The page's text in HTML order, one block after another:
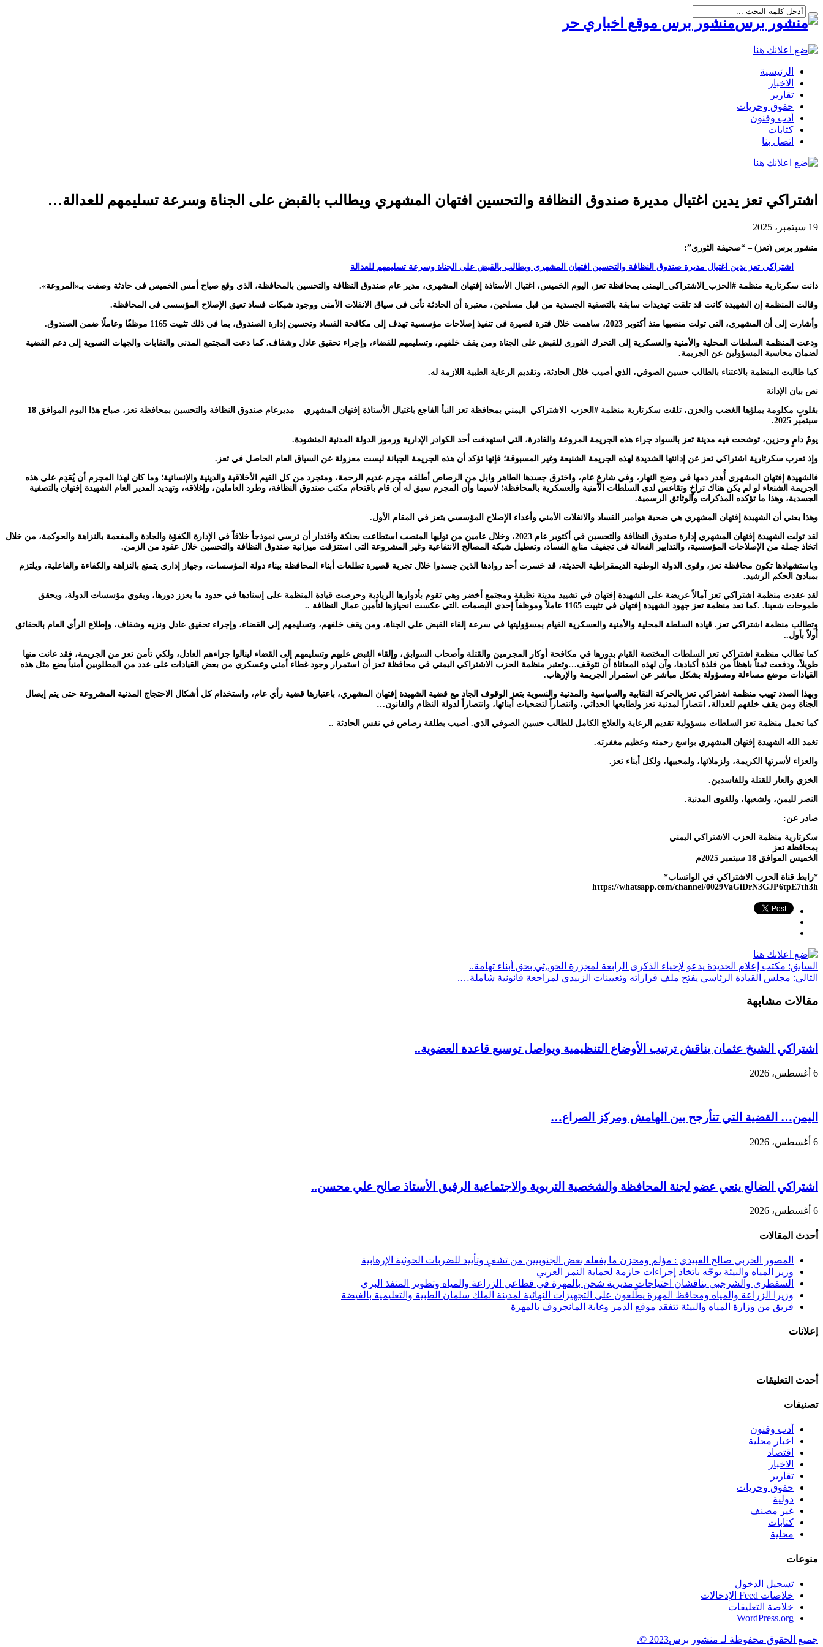
منشور برس موقع اخباري حر
الرئيسية
الاخبار
تقارير
حقوق وحريات
أدب وفنون
كتابات
اتصل بنا
اشتراكي تعز يدين اغتيال مديرة صندوق النظافة والتحسين افتهان المشهري ويطالب بالقبض على الجناة وسرعة تسليمهم للعدالة…
19 سبتمبر، 2025
منشور برس (تعز) – “صحيفة الثوري”:
اشتراكي تعز يدين اغتيال مديرة صندوق النظافة والتحسين افتهان المشهري ويطالب بالقبض على الجناة وسرعة تسليمهم للعدالة
دانت سكرتارية منظمة #الحزب_الاشتراكي_اليمني بمحافظة تعز، اليوم الخميس، اغتيال الأستاذة إفتهان المشهري، مدير عام صندوق النظافة والتحسين بالمحافظة، الذي وقع صباح أمس الخميس في حادثة وصفت بـ«المروعة».
وقالت المنظمة إن الشهيدة كانت قد تلقت تهديدات سابقة بالتصفية الجسدية من قبل مسلحين، معتبرة أن الحادثة تأتي في سياق الانفلات الأمني ووجود شبكات فساد تعيق الإصلاح المؤسسي في المحافظة.
وأشارت إلى أن المشهري، التي تولت منصبها منذ أكتوبر 2023، ساهمت خلال فترة قصيرة في تنفيذ إصلاحات مؤسسية تهدف إلى مكافحة الفساد وتحسين إدارة الصندوق، بما في ذلك تثبيت 1165 موظفًا وعاملًا ضمن الصندوق.
ودعت المنظمة السلطات المحلية والأمنية والعسكرية إلى التحرك الفوري للقبض على الجناة ومن يقف خلفهم، وتسليمهم للقضاء، وإجراء تحقيق عادل وشفاف. كما دعت المجتمع المدني والنقابات والجهات النسوية إلى دعم القضية
لضمان محاسبة المسؤولين عن الجريمة.
كما طالبت المنظمة بالاعتناء بالطالب حسين الصوفي، الذي أصيب خلال الحادثة، وتقديم الرعاية الطبية اللازمة له.
نص بيان الإدانة
بقلوبٍ مكلومة يملؤها الغضب والحزن، تلقت سكرتارية منظمة #الحزب_الاشتراكي_اليمني بمحافظة تعز النبأ الفاجع باغتيال الأستاذة إفتهان المشهري – مديرعام صندوق النظافة والتحسين بمحافظة تعز، صباح هذا اليوم الموافق 18
سبتمبر 2025.
يومٌ دامٍ وحزين، توشحت فيه مدينة تعز بالسواد جراء هذه الجريمة المروعة والغادرة، التي استهدفت أحد الكوادر الإدارية ورموز الدولة المدنية المنشودة.
وإذ تعرب سكرتارية اشتراكي تعز عن إدانتها الشديدة لهذه الجريمة الشنيعة وغير المسبوقة؛ فإنها تؤكد أن هذه الجريمة الجبانة ليست معزولة عن السياق العام الحاصل في تعز.
فالشهيدة إفتهان المشهري أُهدر دمها في وضح النهار، وفي شارعٍ عام، واخترق جسدها الطاهر وابل من الرصاص أطلقه مجرم عديم الرحمة، ومتجرد من كل القيم الأخلاقية والدينية والإنسانية؛ وما كان لهذا المجرم أن يُقدِم على هذه
الجريمة الشنعاء لو لم يكن هناك تراخٍ وتقاعس لدى السلطات الأمنية والعسكرية بالمحافظة؛ لاسيما وأن المجرم سبق له أن قام باقتحام مكتب صندوق النظافة، وطرد العاملين، وإغلاقه، وتهديد المدير العام الشهيدة إفتهان بالتصفية
الجسدية، وهذا ما تؤكده المذكرات والوثائق الرسمية.
وهذا يعني أن الشهيدة إفتهان المشهري هي ضحية هوامير الفساد والانفلات الأمني وأعداء الإصلاح المؤسسي بتعز في المقام الأول.
لقد تولت الشهيدة إفتهان المشهري إدارة صندوق النظافة والتحسين في أكتوبر عام 2023، وخلال عامين من توليها المنصب استطاعت بحنكة واقتدار أن ترسي نموذجاً خلاقاً في الإدارة الكفؤة والجادة والمفعمة بالنزاهة والحوكمة، من خلال
اتخاذ جملة من الإصلاحات المؤسسية، والتدابير الفعالة في تجفيف منابع الفساد، وتعطيل شبكة المصالح الانتفاعية وغير المشروعة التي استنزفت ميزانية صندوق النظافة والتحسين خلال عقود من الزمن.
وباستشهادها تكون محافظة تعز، وقوى الدولة الوطنية الديمقراطية الحديثة، قد خسرت أحد روادها الذين جسدوا خلال تجربة قصيرة تطلعات أبناء المحافظة ببناء دولة المؤسسات، وجهاز إداري يتمتع بالنزاهة والكفاءة والفاعلية، ويلتزم
بمبادئ الحكم الرشيد.
لقد عقدت منظمة اشتراكي تعز آمالاً عريضة على الشهيدة إفتهان في تشييد مدينة نظيفة ومجتمع أخضر وهي تقوم بأدوارها الريادية وحرصت قيادة المنظمة على إسنادها في حدود ما يعزز دورها، ويقوي مؤسسات الدولة، ويحقق
طموحات شعبنا. .كما تعد منظمة تعز جهود الشهيدة إفتهان في تثبيت 1165 عاملاً وموظفاً إحدى البصمات .التي عكست انحيازها لتأمين عمال النظافة ..
وتطالب منظمة اشتراكي تعز. قيادة السلطة المحلية والأمنية والعسكرية القيام بمسؤوليتها في سرعة إلقاء القبض على الجناة، ومن يقف خلفهم، وتسليمهم إلى القضاء، وإجراء تحقيق عادل ونزيه وشفاف، وإطلاع الرأي العام بالحقائق
أولاً بأول..
كما تطالب منظمة اشتراكي تعز السلطات المختصة القيام بدورها في مكافحة أوكار المجرمين والقتلة وأصحاب السوابق، وإلقاء القبض عليهم وتسليمهم إلى القضاء لينالوا جزاءهم العادل، ولكي تأمن تعز من الجريمة، فقد عانت منها
طويلاً، ودفعت ثمناً باهظاً من فلذة أكبادها، وآن لهذه المعاناة أن تتوقف…وتعتبر منظمة الحزب الاشتراكي اليمني في محافظة تعز أن استمرار وجود غطاء أمني وعسكري من بعض القيادات على عدد من المطلوبين أمنياً يضع مثل هذه
القيادات موضع مساءلة ومسؤولة بشكل مباشر عن استمرار الجريمة والإرهاب.
وبهذا الصدد تهيب منظمة اشتراكي تعز بالحركة النقابية والسياسية والمدنية والنسوية بتعز الوقوف الجاد مع قضية الشهيدة إفتهان المشهري، باعتبارها قضية رأي عام، واستخدام كل أشكال الاحتجاج المدنية المشروعة حتى يتم إيصال
الجناة ومن يقف خلفهم للعدالة، انتصاراً لمدنية تعز ولطابعها الحداثي، وانتصاراً لتضحيات أبنائها، وانتصاراً لدولة النظام والقانون…
كما تحمل منظمة تعز السلطات مسؤولية تقديم الرعاية والعلاج الكامل للطالب حسين الصوفي الذي. أصيب بطلقة رصاص في نفس الحادثة ..
تغمد الله الشهيدة إفتهان المشهري بواسع رحمته وعظيم مغفرته.
والعزاء لأسرتها الكريمة، ولزملائها، ولمحبيها، ولكل أبناء تعز.
الخزي والعار للقتلة وللفاسدين.
النصر لليمن، ولشعبها، وللقوى المدنية.
صادر عن:
سكرتارية منظمة الحزب الاشتراكي اليمني
بمحافظة تعز
الخميس الموافق 18 سبتمبر 2025م
*رابط قناة الحزب الاشتراكي في الواتساب*
https://whatsapp.com/channel/0029VaGiDrN3GJP6tpE7th3h
السابق: مكتب إعلام الحديدة يدعو لإحياء الذكرى الرابعة لمجزرة الحو,,ثي بحق أبناء تهامة..
التالي: مجلس القيادة الرئاسي يفتح ملف قراراته وتعيينات الزبيدي لمراجعة قانونية شاملة….
مقالات مشابهة
اشتراكي الشيخ عثمان يناقش ترتيب الأوضاع التنظيمية ويواصل توسيع قاعدة العضوية..
6 أغسطس، 2026
اليمن… القضية التي تتأرجح بين الهامش ومركز الصراع…
6 أغسطس، 2026
اشتراكي الضالع ينعي عضو لجنة المحافظة والشخصية التربوية والاجتماعية الرفيق الأستاذ صالح علي محسن..
6 أغسطس، 2026
أحدث المقالات
المصور الحربي صالح العبيدي : مؤلم ومحزن ما يفعله بعض الجنوبيين من تشفٍ وتأييد للضربات الحوثية الإرهابية
وزير المياه والبيئة يوجّه باتخاذ إجراءات حازمة لحماية النمر العربي
السقطري والشرجبي يناقشان احتياجات مديرية شحن بالمهرة في قطاعي الزراعة والمياه وتطوير المنفذ البري
وزيرا الزراعة والمياه ومحافظ المهرة يطّلعون على التجهيزات النهائية لمدينة الملك سلمان الطبية والتعليمية بالغيضة
فريق من وزارة المياه والبيئة تتفقد موقع الدمر وغابة المانجروف بالمهرة
إعلانات
أحدث التعليقات
تصنيفات
أدب وفنون
اخبار محلية
اقتصاد
الاخبار
تقارير
حقوق وحريات
دولية
غير مصنف
كتابات
محلية
منوعات
تسجيل الدخول
خلاصات Feed الإدخالات
خلاصة التعليقات
WordPress.org
جميع الحقوق محفوظة لـ منشور برس2023 ©.